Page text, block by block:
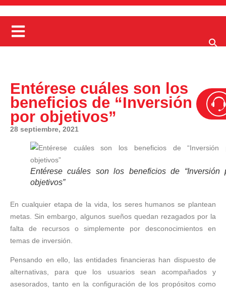
Entérese cuáles son los
beneficios de “Inversión
por objetivos”
28 septiembre, 2021
Entérese cuáles son los beneficios de “Inversión
objetivos”
En cualquier etapa de la vida, los seres humanos se plantean
metas. Sin embargo, algunos sueños quedan rezagados por la
falta de recursos o simplemente por desconocimientos en
temas de inversión.
Pensando en ello, las entidades financieras han dispuesto de
alternativas, para que los usuarios sean acompañados y
asesorados, tanto en la configuración de los propósitos como